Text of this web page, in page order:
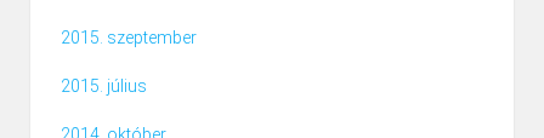
2015. szeptember
2015. július